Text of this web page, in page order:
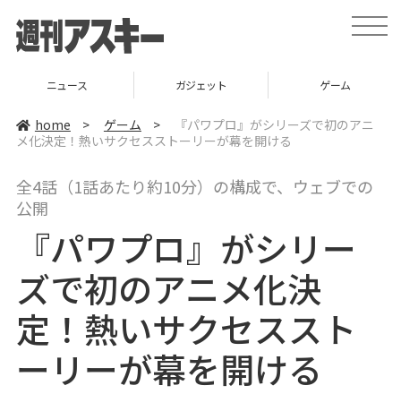
t
o
v
t
i
ニュース ガジェット ゲーム
home > ゲーム >
『パワプロ』がシリーズで初のアニ
メ化決定！熱いサクセスストーリーが幕を開ける
全4話（1話あたり約10分）の構成で、ウェブでの
公開
『パワプロ』がシリー
ズで初のアニメ化決
定！熱いサクセススト
ーリーが幕を開ける